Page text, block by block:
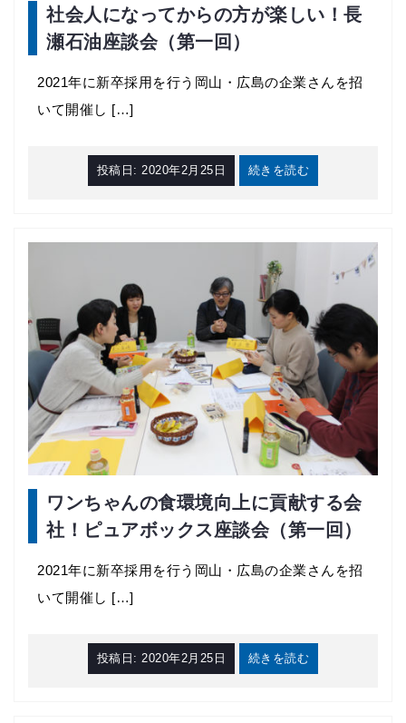
社会人になってからの方が楽しい！長
瀬石油座談会（第一回）
2021年に新卒採用を行う岡山・広島の企業さんを招
いて開催し […]
投稿日:2020年2月25日 続きを読む
ワンちゃんの食環境向上に貢献する会
社！ピュアボックス座談会（第一回）
2021年に新卒採用を行う岡山・広島の企業さんを招
いて開催し […]
投稿日:2020年2月25日 続きを読む